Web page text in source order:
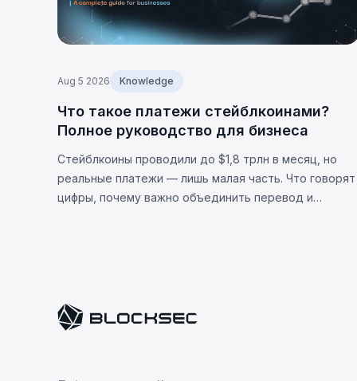
Aug 5 2026 Knowledge
Что такое платежи стейблкоинами?
Полное руководство для бизнеса
Стейблкоины проводили до $1,8 трлн в месяц, но
реальные платежи — лишь малая часть. Что говорят
цифры, почему важно объединить перевод и